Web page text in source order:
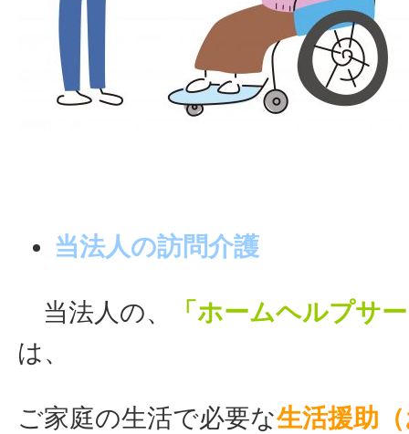
当法人の訪問介護
当法人の、 「ホームヘルプサ
は、
ご家庭の生活で必要な生活援助